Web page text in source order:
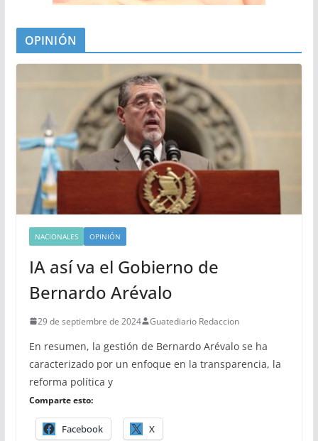
OPINIÓN
NACIONALES OPINIÓN
IA así va el Gobierno de
Bernardo Arévalo
29 de septiembre de 2024 Guatediario Redaccion
En resumen, la gestión de Bernardo Arévalo se ha
caracterizado por un enfoque en la transparencia, la
reforma política y
Comparte esto:
Facebook X